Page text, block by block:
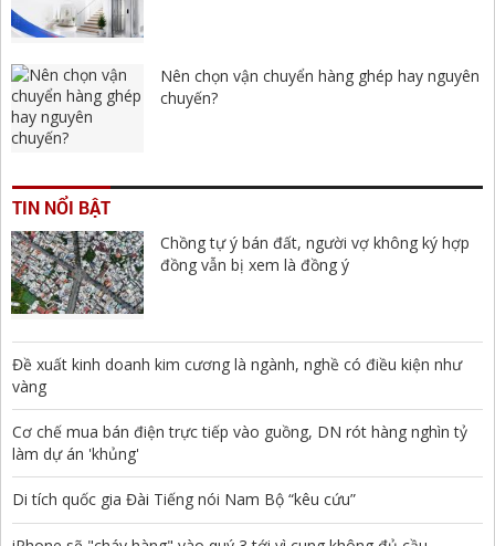
Nên chọn vận chuyển hàng ghép hay nguyên
chuyến?
TIN NỔI BẬT
Chồng tự ý bán đất, người vợ không ký hợp
đồng vẫn bị xem là đồng ý
Đề xuất kinh doanh kim cương là ngành, nghề có điều kiện như
vàng
Cơ chế mua bán điện trực tiếp vào guồng, DN rót hàng nghìn tỷ
làm dự án 'khủng'
Di tích quốc gia Đài Tiếng nói Nam Bộ “kêu cứu”